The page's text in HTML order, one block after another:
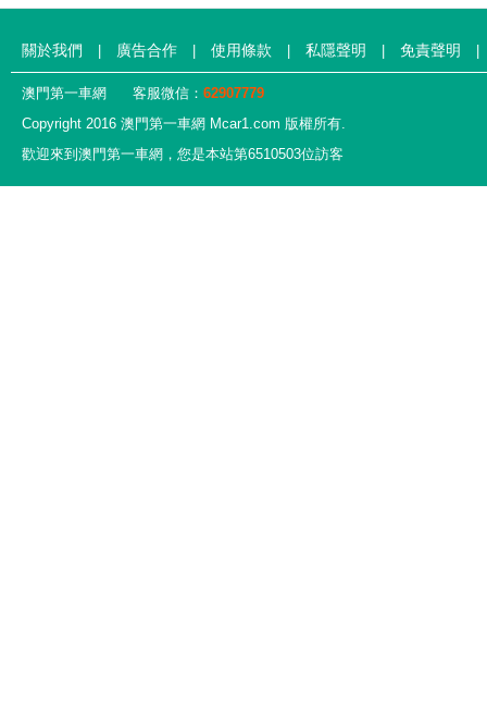
關於我們 廣告合作 使用條款 私隱聲明 免責聲明
澳門第一車網 客服微信： 62907779
Copyright 2016 澳門第一車網 Mcar1.com 版權所有.
歡迎來到澳門第一車網，您是本站第6510503位訪客